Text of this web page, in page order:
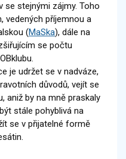
se stejnými zájmy. Toho
vedených příjemnou a
(MaSka), dále na
se počtu
je udržet se v nadváze,
důvodů, vejít se
aniž by na mně praskaly
stále pohyblivá na
se v přijatelné formě